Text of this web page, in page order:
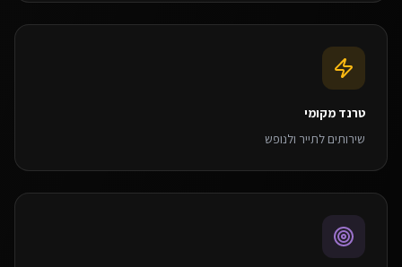
טרנד מקומי
שירותים לתייר ולנופש